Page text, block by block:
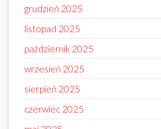
grudzień 2025
listopad 2025
październik 2025
wrzesień 2025
sierpień 2025
czerwiec 2025